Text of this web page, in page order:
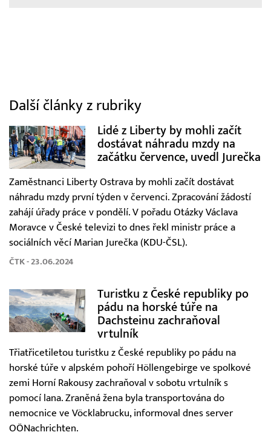
Další články z rubriky
Lidé z Liberty by mohli začít
dostávat náhradu mzdy na
začátku července, uvedl Jurečka
Zaměstnanci Liberty Ostrava by mohli začít dostávat
náhradu mzdy první týden v červenci. Zpracování žádostí
zahájí úřady práce v pondělí. V pořadu Otázky Václava
Moravce v České televizi to dnes řekl ministr práce a
sociálních věcí Marian Jurečka (KDU-ČSL).
ČTK - 23.06.2024
Turistku z České republiky po
pádu na horské túře na
Dachsteinu zachraňoval
vrtulník
Třiatřicetiletou turistku z České republiky po pádu na
horské túře v alpském pohoří Höllengebirge ve spolkové
zemi Horní Rakousy zachraňoval v sobotu vrtulník s
pomocí lana. Zraněná žena byla transportována do
nemocnice ve Vöcklabrucku, informoval dnes server
OÖNachrichten.